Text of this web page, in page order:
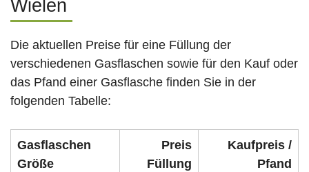
Wielen
Die aktuellen Preise für eine Füllung der
verschiedenen Gasflaschen sowie für den Kauf oder
das Pfand einer Gasflasche finden Sie in der
folgenden Tabelle:
Gasflaschen
Größe
Preis
Füllung
Kaufpreis /
Pfand